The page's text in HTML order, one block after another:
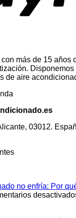
más de 15 años
de aire
03012.
no enfría: Por